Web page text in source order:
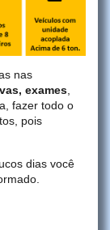
nas
exames,
fazer todo o
pois
dias você